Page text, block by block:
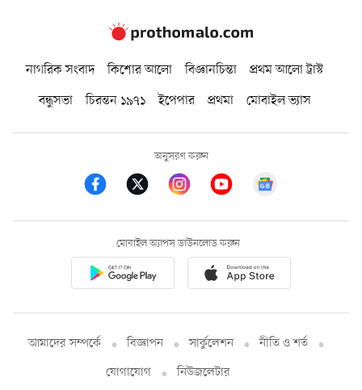
নাগরিক সংবাদ কিশোর আলো বিজ্ঞানচিন্তা
প্রথম আলো ট্রাস্ট
বন্ধুসভা
চিরন্তন ১৯৭১ ইপেপার প্রথমা মোবাইল ভ্যাস
অনুসরণ করুন
মোবাইল অ্যাপস ডাউনলোড করুন
আমাদের সম্পর্কে বিজ্ঞাপন সার্কুলেশন
নীতি ও শর্ত
যোগাযোগ
নিউজলেটার